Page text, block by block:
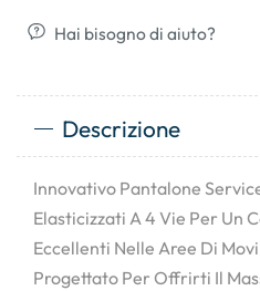
Hai bisogno di aiuto?
Descrizione
Innovativo Pantalone
Elasticizzati A 4 Vie Per Un
Eccellenti Nelle Aree Di
Progettato Per Offrirti Il